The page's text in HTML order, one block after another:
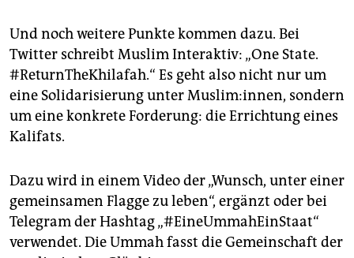
Und noch weitere Punkte kommen dazu. Bei
Twitter schreibt Muslim Interaktiv: „One State.
#ReturnTheKhilafah.“ Es geht also nicht nur um
eine Solidarisierung unter Muslim:innen, sondern
um eine konkrete Forderung: die Errichtung eines
Kalifats.
Dazu wird in einem Video der „Wunsch, unter einer
gemeinsamen Flagge zu leben“, ergänzt oder bei
Telegram der Hashtag „#EineUmmahEinStaat“
verwendet. Die Ummah fasst die Gemeinschaft der